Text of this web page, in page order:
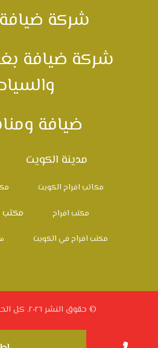
شركة
شركة ضيافة
ضيافة
مدينة الكويت
مكاتب افراح الكويت
مكتب افراح مكتب
مكتب افراح في الكويت
© حقوق النشر ٢٠٢٦. كل الحقوق محفوظة.